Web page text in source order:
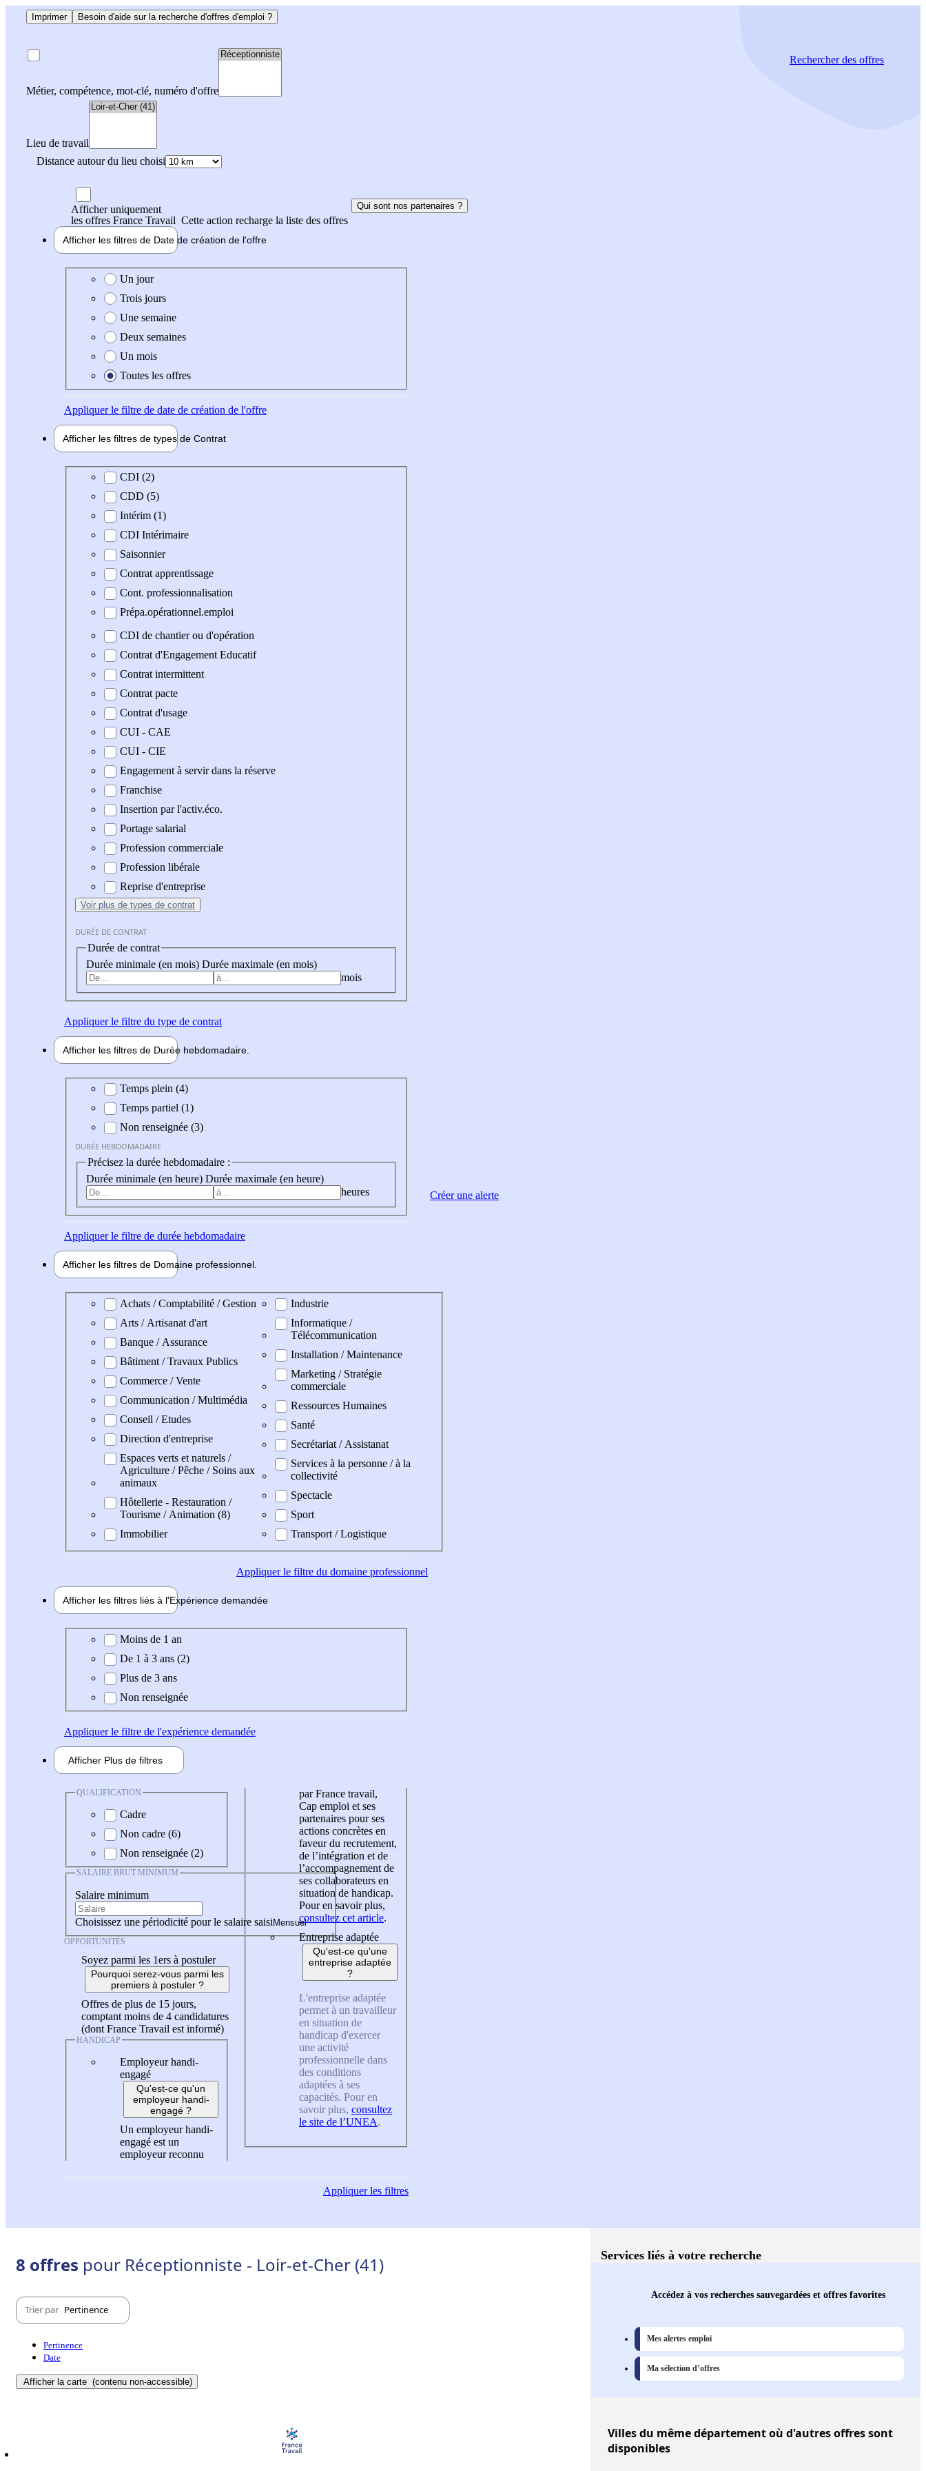
Imprimer Besoin d'aide sur la recherche d'offres d'emploi ?
Métier, compétence, mot-clé, numéro d'offre
Lieu de travail
Distance autour du lieu choisi
Rechercherdes offres
Afficher uniquement
les offres France Travail Cette action recharge la liste des offres
Qui sont nos partenaires ?
Afficher les filtres de Date de création de l'offre
Date de création de l'offre
Un jour
Trois jours
Une semaine
Deux semaines
Un mois
Toutes les offres
Appliquerle filtre de date de création de l'offre
Afficher les filtres de types de Contrat
Type de contrat
CDI (2)
CDD (5)
Intérim (1)
CDI Intérimaire
Saisonnier
Contrat apprentissage
Cont. professionnalisation
Prépa.opérationnel.emploi
CDI de chantier ou d'opération
Contrat d'Engagement Educatif
Contrat intermittent
Contrat pacte
Contrat d'usage
CUI - CAE
CUI - CIE
Engagement à servir dans la réserve
Franchise
Insertion par l'activ.éco.
Portage salarial
Profession commerciale
Profession libérale
Reprise d'entreprise
Voir plus de types de contrat
DURÉE DE CONTRAT
Durée de contrat
Durée minimale (en mois) Durée maximale (en mois)
mois
Appliquerle filtre du type de contrat
Afficher les filtres de Durée hebdomadaire
Durée hebdomadaire
Temps plein (4)
Temps partiel (1)
Non renseignée (3)
DURÉE HEBDOMADAIRE
Précisez la durée hebdomadaire :
Durée minimale (en heure) Durée maximale (en heure)
heures
Appliquerle filtre de durée hebdomadaire
Afficher les filtres de Domaine professionnel
Domaine professionel
Achats / Comptabilité / Gestion
Arts / Artisanat d'art
Banque / Assurance
Bâtiment / Travaux Publics
Commerce / Vente
Communication / Multimédia
Conseil / Etudes
Direction d'entreprise
Espaces verts et naturels /
Agriculture / Pêche / Soins aux
animaux
Hôtellerie - Restauration /
Tourisme / Animation (8)
Immobilier
Industrie
Informatique /
Télécommunication
Installation / Maintenance
Marketing / Stratégie
commerciale
Ressources Humaines
Santé
Secrétariat / Assistanat
Services à la personne / à la
collectivité
Spectacle
Sport
Transport / Logistique
Appliquerle filtre du domaine professionnel
Afficher les filtres liés à l'Expérience demandée
Expérience demandée
Moins de 1 an
De 1 à 3 ans (2)
Plus de 3 ans
Non renseignée
Appliquerle filtre de l'expérience demandée
Afficher Plus de filtres
QUALIFICATION
Cadre
Non cadre (6)
Non renseignée (2)
SALAIRE BRUT MINIMUM
Salaire minimum
Choisissez une périodicité pour le salaire saisi
OPPORTUNITÉS
Soyez parmi les 1ers à postuler
Pourquoi serez-vous parmi les
premiers à postuler ?
Offres de plus de 15 jours,
comptant moins de 4 candidatures
(dont France Travail est informé)
HANDICAP
Employeur handi-
engagé
Qu'est-ce qu'un
employeur handi-
engagé ?
Un employeur handi-
engagé est un
employeur reconnu
par France travail,
Cap emploi et ses
partenaires pour ses
actions concrètes en
faveur du recrutement,
de l’intégration et de
l’accompagnement de
ses collaborateurs en
situation de handicap.
Pour en savoir plus,
consultez cet article.
Entreprise adaptée
Qu'est-ce qu'une
entreprise adaptée
?
L'entreprise adaptée
permet à un travailleur
en situation de
handicap d'exercer
une activité
professionnelle dans
des conditions
adaptées à ses
capacités. Pour en
savoir plus, consultez
le site de l’UNEA.
Appliquerles filtres
Créer une alerte
8 offres pour Réceptionniste - Loir-et-Cher (41)
Trier par Pertinence
Pertinence
Date
Afficher la carte (contenu non-accessible)
Services liés à votre recherche
Accédez à vos recherches sauvegardées et offres favorites
Mes alertes emploi
Ma sélection d’offres
Villesdu même département où d'autres offres sont
disponibles